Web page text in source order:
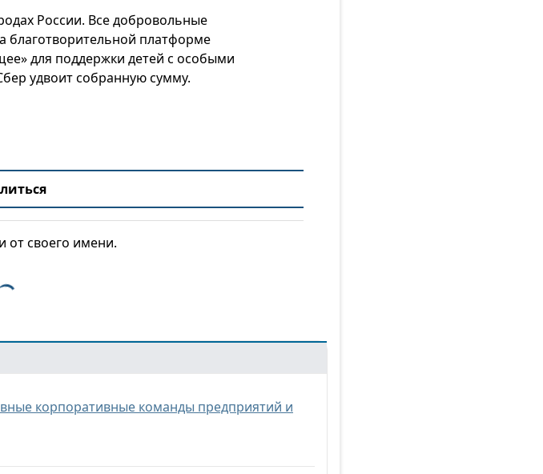
России. Все добровольные
благотворительной платформе
для поддержки детей с особыми
удвоит собранную сумму.
от своего имени.
корпоративные команды предприятий и